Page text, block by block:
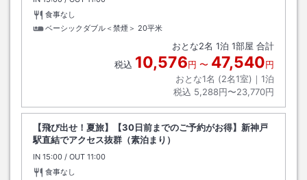
食事なし
ベーシックダブル＜禁煙＞ 20平米
おとな2名 1泊 1部屋 合計
税込 10,576円 〜 47,540円
おとな1名 (2名1室)｜ 1泊
税込 5,288円〜23,770円
【飛び出せ！夏旅】【30日前までのご予約がお得】新神戸
駅直結でアクセス抜群（素泊まり）
IN チェックイン
15:00 / OUT チェックアウト
11:00
食事なし